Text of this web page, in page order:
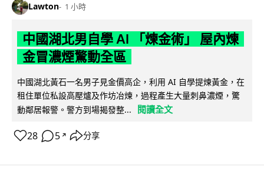
Lawton 1 小時
中國湖北男自學 AI 「煉金術」 屋內煉
金冒濃煙驚動全區
中國湖北黃石一名男子見金價高企，利用 AI 自學提煉黃金，在
租住單位私設高壓爐及作坊冶煉，過程產生大量刺鼻濃煙，驚
動鄰居報警。警方到場揭發整...
閱讀全文
28 5 ↗ 分享